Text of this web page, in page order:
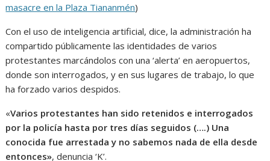
masacre en la Plaza Tiananmén)
Con el uso de inteligencia artificial, dice, la administración ha
compartido públicamente las identidades de varios
protestantes marcándolos con una ‘alerta’ en aeropuertos,
donde son interrogados, y en sus lugares de trabajo, lo que
ha forzado varios despidos.
«Varios protestantes han sido retenidos e interrogados
por la policía hasta por tres días seguidos (….) Una
conocida fue arrestada y no sabemos nada de ella desde
entonces», denuncia ‘K’.